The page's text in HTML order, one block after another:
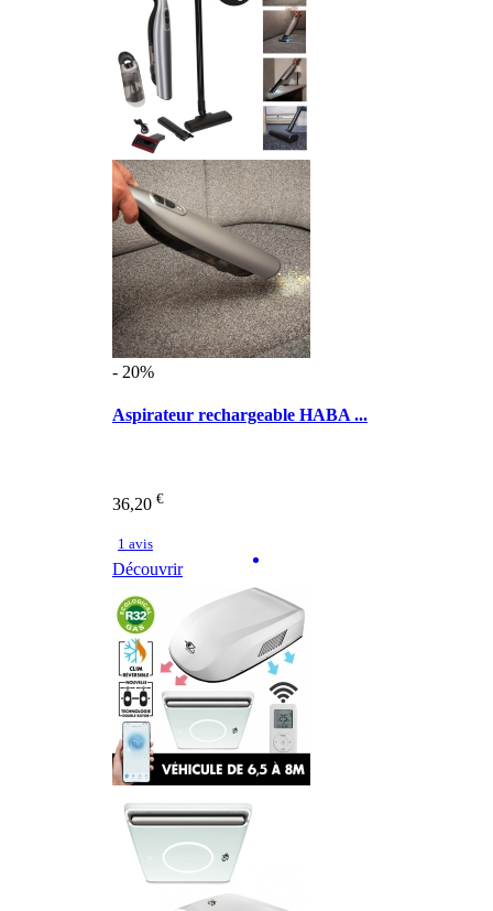
- 20%
Aspirateur rechargeable HABA ...
36,20 €
1 avis
Découvrir